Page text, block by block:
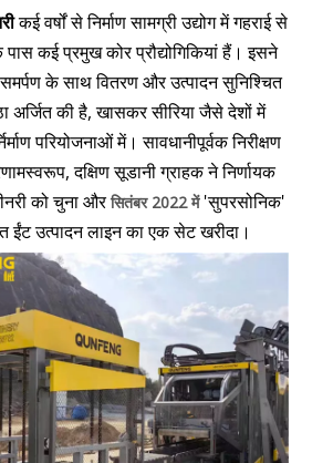
कई वर्षों से निर्माण सामग्री उद्योग में गहराई से
कई प्रमुख कोर प्रौद्योगिकियां हैं। इसने
के साथ वितरण और उत्पादन सुनिश्चित
अर्जित की है, खासकर सीरिया जैसे देशों में
परियोजनाओं में। सावधानीपूर्वक निरीक्षण
दक्षिण सूडानी ग्राहक ने निर्णायक
को चुना औरसितंबर 2022 में 'सुपरसोनिक'
ईंट उत्पादन लाइन का एक सेट खरीदा।